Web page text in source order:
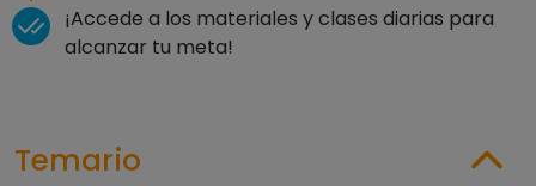
¡Accede a los materiales y clases diarias para
alcanzar tu meta!
Temario